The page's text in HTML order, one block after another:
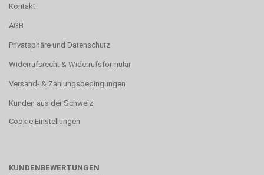
Kontakt
AGB
Privatsphäre und Datenschutz
Widerrufsrecht & Widerrufsformular
Versand- & Zahlungsbedingungen
Kunden aus der Schweiz
Cookie Einstellungen
KUNDENBEWERTUNGEN